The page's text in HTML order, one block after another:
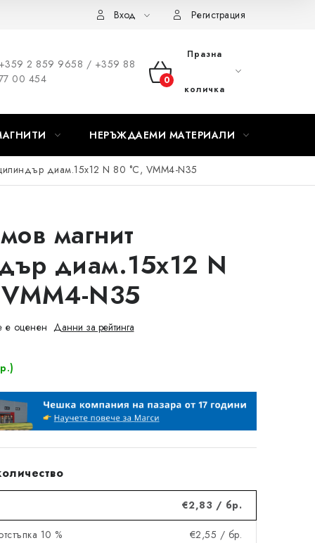
Вход Регистрация
2 859 9658 / +359 88
00 454
КОЛИЧКА
ПАЗАРУВАНЕ
Празна
количка
НЕРЪЖДАЕМИ МАТЕРИАЛИ
диам.15x12 N 80 °C, VMM4-N35
магнит
диам.15x12 N
N35
е оценен Данни за рейтинга
€2,83 / бр.
10 % €2,55 / бр.